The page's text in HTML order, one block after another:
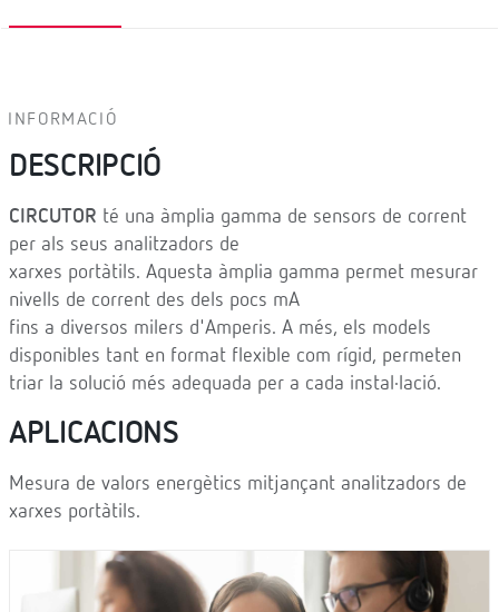
INFORMACIÓ
DESCRIPCIÓ
CIRCUTOR té una àmplia gamma de sensors de corrent
per als seus analitzadors de
xarxes portàtils. Aquesta àmplia gamma permet mesurar
nivells de corrent des dels pocs mA
fins a diversos milers d'Amperis. A més, els models
disponibles tant en format flexible com rígid, permeten
triar la solució més adequada per a cada instal·lació.
APLICACIONS
Mesura de valors energètics mitjançant analitzadors de
xarxes portàtils.